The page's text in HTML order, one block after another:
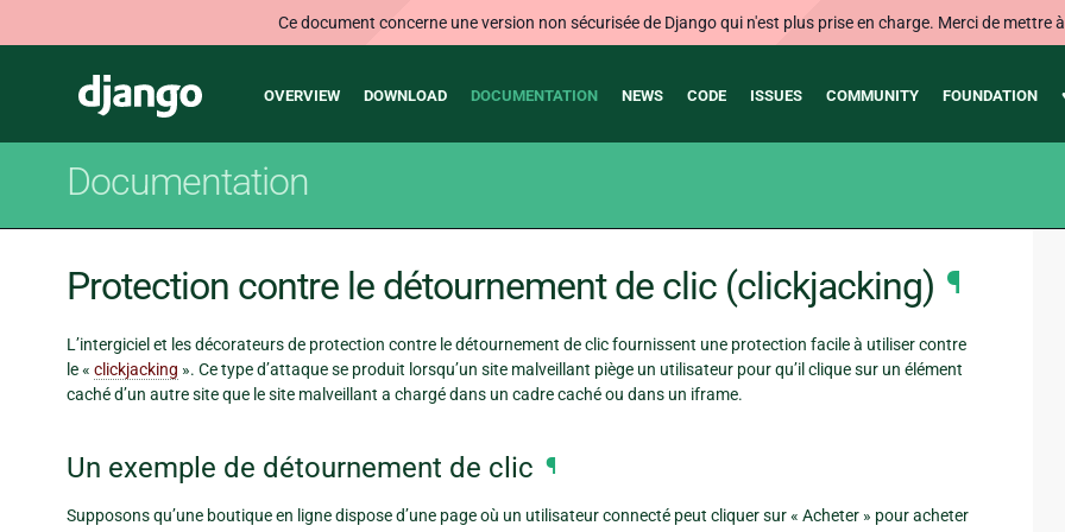
Ce document concerne une version non sécurisée de Django qui n'est plus prise en charge. Merci de mettre
Django
Main
OVERVIEW DOWNLOAD DOCUMENTATION NEWS CODE ISSUES COMMUNITY FOUNDATION
Documentation
Protection contre le détournement de clic (clickjacking) ¶
L’intergiciel et les décorateurs de protection contre le détournement de clic fournissent une protection facile à utiliser contre
le « clickjacking ». Ce type d’attaque se produit lorsqu’un site malveillant piège un utilisateur pour qu’il clique sur un élément
caché d’un autre site que le site malveillant a chargé dans un cadre caché ou dans un iframe.
Un exemple de détournement de clic ¶
Supposons qu’une boutique en ligne dispose d’une page où un utilisateur connecté peut cliquer sur « Acheter » pour acheter